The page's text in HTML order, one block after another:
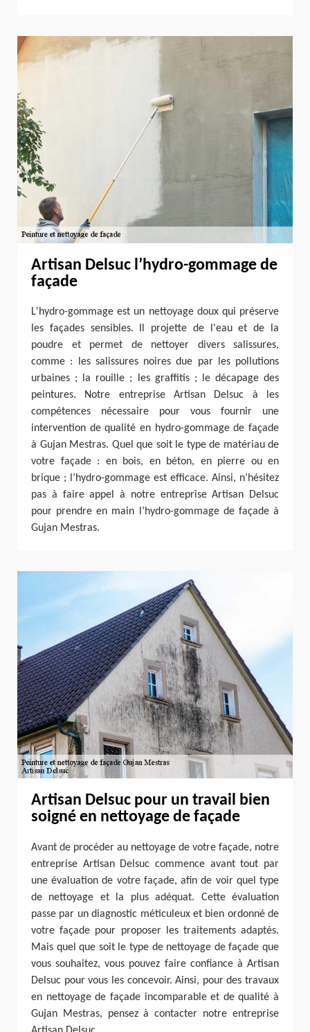
Artisan Delsuc l’hydro-gommage de
façade
L'hydro-gommage est un nettoyage doux qui préserve
les façades sensibles. Il projette de l'eau et de la
poudre et permet de nettoyer divers salissures,
comme : les salissures noires due par les pollutions
urbaines ; la rouille ; les graffitis ; le décapage des
peintures. Notre entreprise Artisan Delsuc à les
compétences nécessaire pour vous fournir une
intervention de qualité en hydro-gommage de façade
à Gujan Mestras. Quel que soit le type de matériau de
votre façade : en bois, en béton, en pierre ou en
brique ; l’hydro-gommage est efficace. Ainsi, n’hésitez
pas à faire appel à notre entreprise Artisan Delsuc
pour prendre en main l’hydro-gommage de façade à
Gujan Mestras.
Artisan Delsuc pour un travail bien
soigné en nettoyage de façade
Avant de procéder au nettoyage de votre façade, notre
entreprise Artisan Delsuc commence avant tout par
une évaluation de votre façade, afin de voir quel type
de nettoyage et la plus adéquat. Cette évaluation
passe par un diagnostic méticuleux et bien ordonné de
votre façade pour proposer les traitements adaptés.
Mais quel que soit le type de nettoyage de façade que
vous souhaitez, vous pouvez faire confiance à Artisan
Delsuc pour vous les concevoir. Ainsi, pour des travaux
en nettoyage de façade incomparable et de qualité à
Gujan Mestras, pensez à contacter notre entreprise